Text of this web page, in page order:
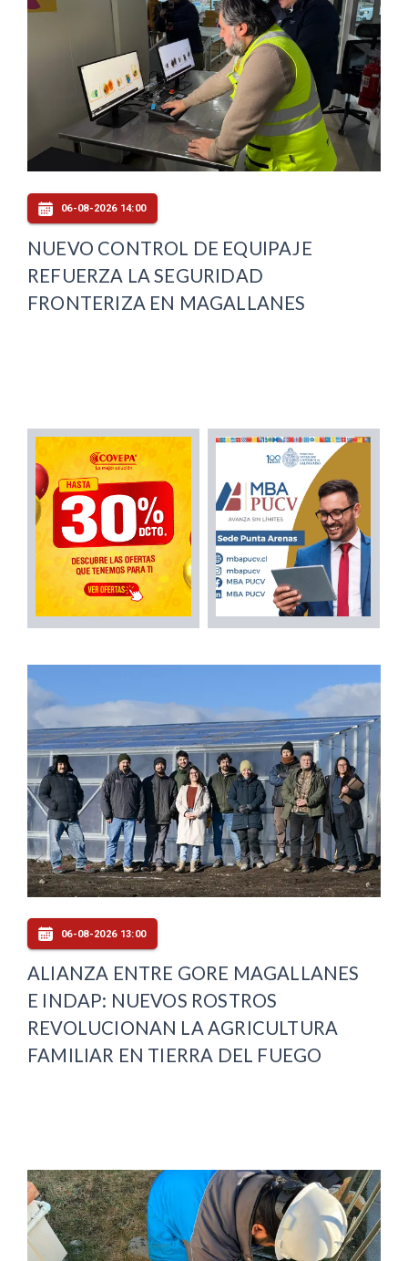
06-08-2026 14:00
NUEVO CONTROL DE EQUIPAJE
REFUERZA LA SEGURIDAD
FRONTERIZA EN MAGALLANES
06-08-2026 13:00
ALIANZA ENTRE GORE MAGALLANES
E INDAP: NUEVOS ROSTROS
REVOLUCIONAN LA AGRICULTURA
FAMILIAR EN TIERRA DEL FUEGO